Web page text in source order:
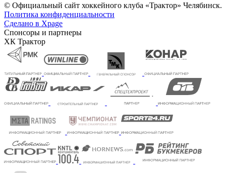
© Официальный сайт хоккейного клуба «Трактор» Челябинск.
Политика конфиденциальности
Сделано в Xpage
Спонсоры и партнеры
ХК Трактор